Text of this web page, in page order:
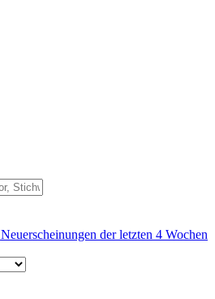
Neuerscheinungen der letzten 4 Wochen